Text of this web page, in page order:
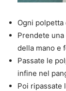
Ogni polpetta
Prendete
della mano e
Passate le
infine nel
Poi ripassate